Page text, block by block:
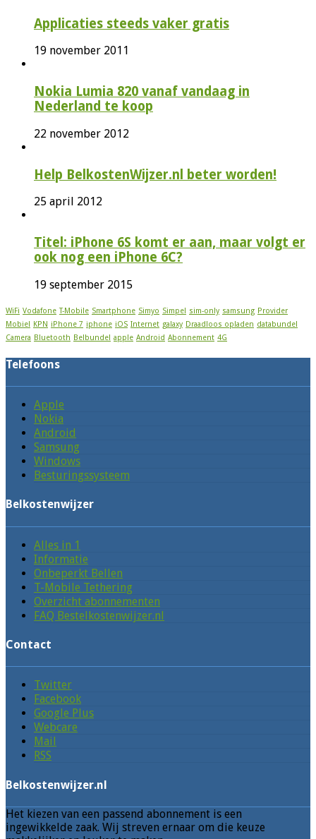
Applicaties steeds vaker gratis
19 november 2011
Nokia Lumia 820 vanaf vandaag in
Nederland te koop
22 november 2012
Help BelkostenWijzer.nl beter worden!
25 april 2012
Titel: iPhone 6S komt er aan, maar volgt er
ook nog een iPhone 6C?
19 september 2015
WiFi Vodafone T-Mobile Smartphone Simyo Simpel sim-only samsung Provider
Mobiel KPN iPhone 7 iphone iOS Internet galaxy Draadloos opladen databundel
Camera Bluetooth Belbundel apple Android Abonnement 4G
Telefoons
Apple
Nokia
Android
Samsung
Windows
Besturingssysteem
Belkostenwijzer
Alles in 1
Informatie
Onbeperkt Bellen
T-Mobile Tethering
Overzicht abonnementen
FAQ Bestelkostenwijzer.nl
Contact
Twitter
Facebook
Google Plus
Webcare
Mail
RSS
Belkostenwijzer.nl
Het kiezen van een passend abonnement is een
ingewikkelde zaak. Wij streven ernaar om die keuze